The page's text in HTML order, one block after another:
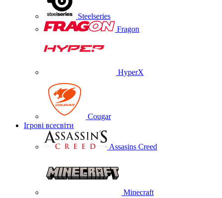
Steelseries
Fragon
HyperX
Cougar
Ігрові всесвіти
Assasins Creed
Minecraft